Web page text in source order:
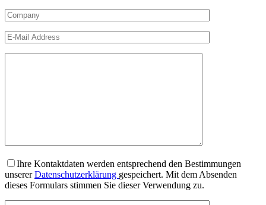
Ihre Kontaktdaten werden entsprechend den Bestimmungen
unsererDatenschutzerklärung gespeichert. Mit dem Absenden
dieses Formulars stimmen Sie dieser Verwendung zu.